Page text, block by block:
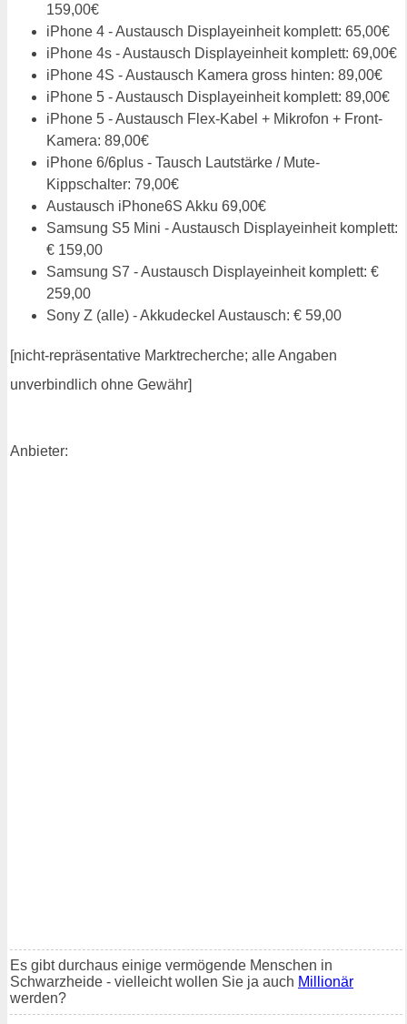
159,00€
iPhone 4 - Austausch Displayeinheit komplett: 65,00€
iPhone 4s - Austausch Displayeinheit komplett: 69,00€
iPhone 4S - Austausch Kamera gross hinten: 89,00€
iPhone 5 - Austausch Displayeinheit komplett: 89,00€
iPhone 5 - Austausch Flex-Kabel + Mikrofon + Front-
Kamera: 89,00€
iPhone 6/6plus - Tausch Lautstärke / Mute-
Kippschalter: 79,00€
Austausch iPhone6S Akku 69,00€
Samsung S5 Mini - Austausch Displayeinheit komplett:
€ 159,00
Samsung S7 - Austausch Displayeinheit komplett: €
259,00
Sony Z (alle) - Akkudeckel Austausch: € 59,00
[nicht-repräsentative Marktrecherche; alle Angaben
unverbindlich ohne Gewähr]
Anbieter:
Es gibt durchaus einige vermögende Menschen in
Schwarzheide - vielleicht wollen Sie ja auch Millionär
werden?